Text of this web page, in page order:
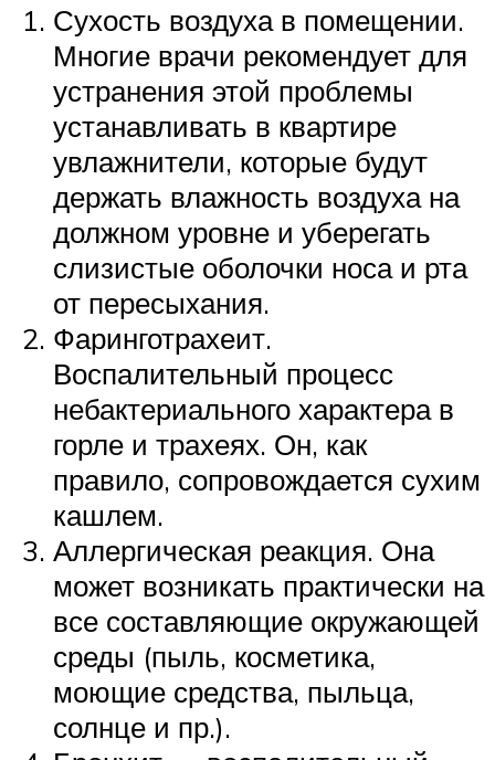
Сухость воздуха в помещении.
Многие врачи рекомендует для
устранения этой проблемы
устанавливать в квартире
увлажнители, которые будут
держать влажность воздуха на
должном уровне и уберегать
слизистые оболочки носа и рта
от пересыхания.
Фаринготрахеит.
Воспалительный процесс
небактериального характера в
горле и трахеях. Он, как
правило, сопровождается сухим
кашлем.
Аллергическая реакция. Она
может возникать практически на
все составляющие окружающей
среды (пыль, косметика,
моющие средства, пыльца,
солнце и пр.).